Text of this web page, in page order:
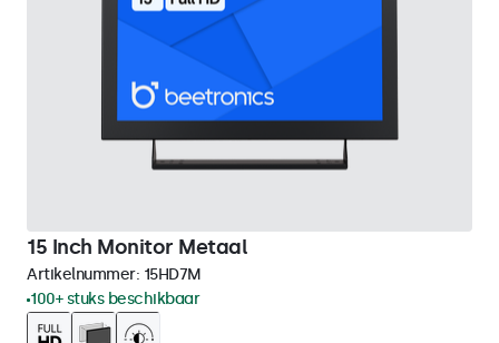
15 Inch Monitor Metaal
Artikelnummer: 15HD7M
100+ stuks beschikbaar